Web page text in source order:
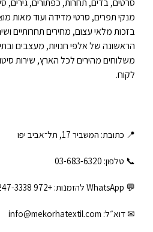
סרטים, בדים, תחרות, כפתורים, גירים,
מנקי תפרים, סרטי מדידה ועוד מאות
בזכות מלאי עצום, מחירים תחרותיים
הראשונה של אלפי חנויות, מעצבים
משלוחים מהירים לכל הארץ, שירות
לקוח.
📍 כתובת: המשביר 17, תל־אביב יפו
📞 טלפון: ‎03-683-6320
💬 WhatsApp להזמנות: +972 55-247-3338
✉ דוא״ל: info@mekorhatextil.com